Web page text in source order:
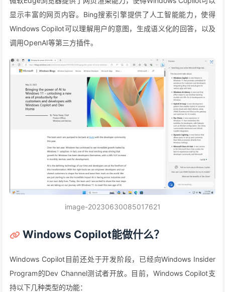
显示丰富的网页内容。Bing搜索引擎提供了人工智能能力，使得
Windows Copilot可以理解用户的意图，生成语义化的回答，以及
调用OpenAI等第三方插件。
image-20230630085017621
Windows Copilot能做什么？
Windows Copilot目前还处于开发阶段，已经向Windows Insider
Program的Dev Channel测试者开放。目前，Windows Copilot支
持以下几种类型的功能：